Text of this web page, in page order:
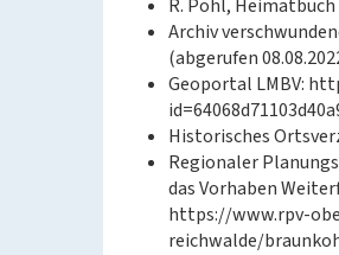
R. Pohl, Heimatbuch
Archiv
(abgerufen
Geoportal LMBV:
Historisches
Regionaler
das Vorhaben
https://www.rpv-
reichwalde/